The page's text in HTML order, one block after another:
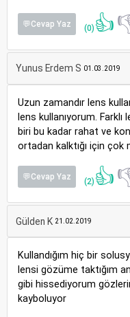
💬Cevap Yaz (0) 👍
Yunus Erdem S 01.03.2019
Uzun zamandır lens
lens kullanıyorum.
biri bu kadar rahat ve
ortadan kalktığı için çok
💬Cevap Yaz (2) 👍
Gülden K 21.02.2019
Kullandığım hiç bir
lensi gözüme taktığım
gibi hissediyorum
kayboluyor